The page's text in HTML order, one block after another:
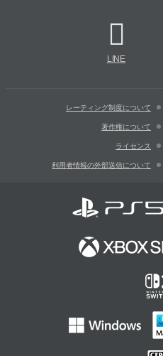
LINE
レーティング制度について
著作権について
ライセンス
利用者情報の外部送信について